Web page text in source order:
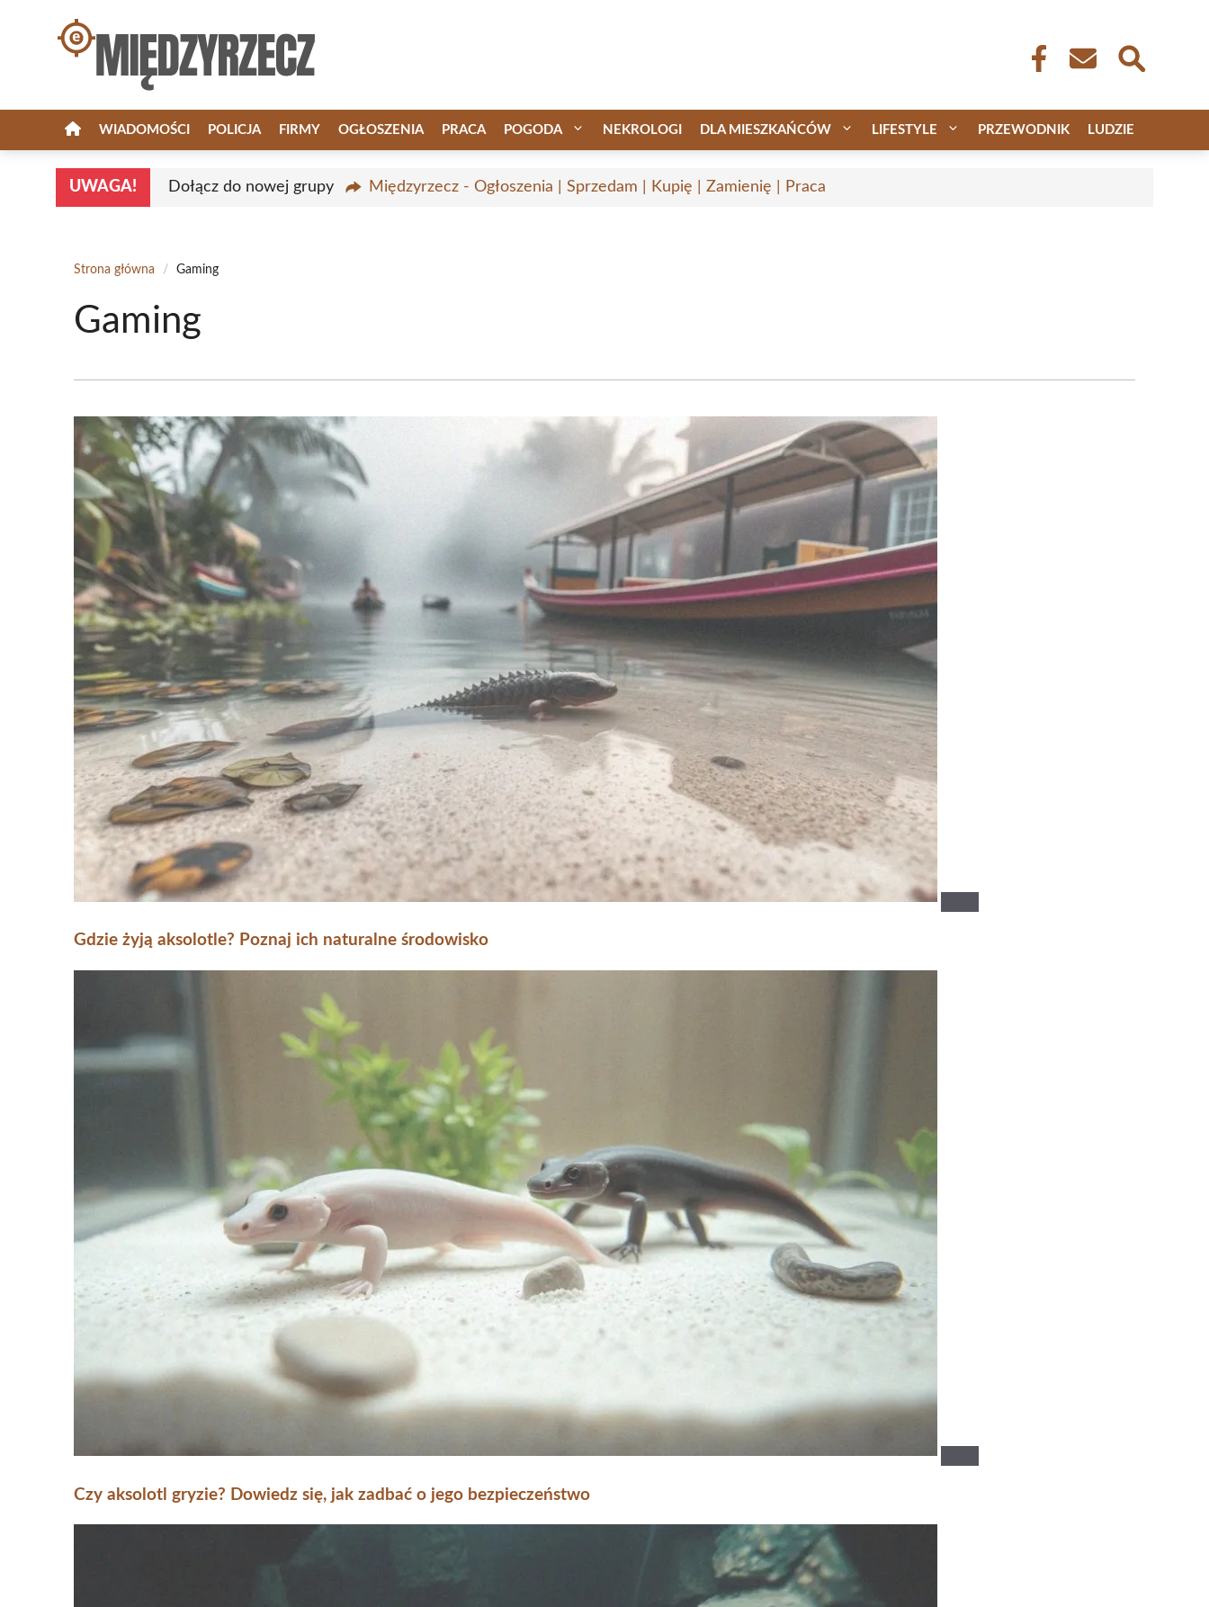
WIADOMOŚCI POLICJA FIRMY OGŁOSZENIA PRACA POGODA NEKROLOGI DLA MIESZKAŃCÓW LIFESTYLE PRZEWODNIK LUDZIE
UWAGA! Dołącz do nowej grupy Międzyrzecz - Ogłoszenia | Sprzedam | Kupię | Zamienię | Praca
Strona główna / Gaming
Gaming
Gdzie żyją aksolotle? Poznaj ich naturalne środowisko
Czy aksolotl gryzie? Dowiedz się, jak zadbać o jego bezpieczeństwo